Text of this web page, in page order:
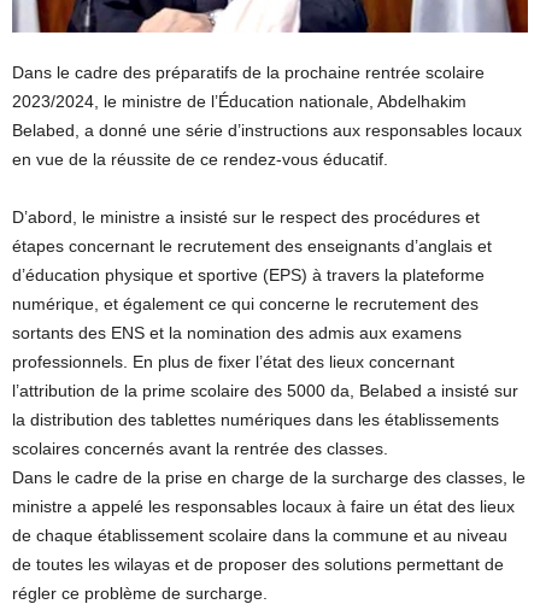
Dans le cadre des préparatifs de la prochaine rentrée scolaire
2023/2024, le ministre de l’Éducation nationale, Abdelhakim
Belabed, a donné une série d’instructions aux responsables locaux
en vue de la réussite de ce rendez-vous éducatif.
D’abord, le ministre a insisté sur le respect des procédures et
étapes concernant le recrutement des enseignants d’anglais et
d’éducation physique et sportive (EPS) à travers la plateforme
numérique, et également ce qui concerne le recrutement des
sortants des ENS et la nomination des admis aux examens
professionnels. En plus de fixer l’état des lieux concernant
l’attribution de la prime scolaire des 5000 da, Belabed a insisté sur
la distribution des tablettes numériques dans les établissements
scolaires concernés avant la rentrée des classes.
Dans le cadre de la prise en charge de la surcharge des classes, le
ministre a appelé les responsables locaux à faire un état des lieux
de chaque établissement scolaire dans la commune et au niveau
de toutes les wilayas et de proposer des solutions permettant de
régler ce problème de surcharge.